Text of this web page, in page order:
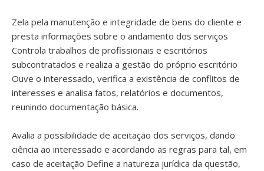
Zela pela manutenção e integridade de bens do cliente e
presta informações sobre o andamento dos serviços
Controla trabalhos de profissionais e escritórios
subcontratados e realiza a gestão do próprio escritório
Ouve o interessado, verifica a existência de conflitos de
interesses e analisa fatos, relatórios e documentos,
reunindo documentação básica.
Avalia a possibilidade de aceitação dos serviços, dando
ciência ao interessado e acordando as regras para tal, em
caso de aceitação Define a natureza jurídica da questão,